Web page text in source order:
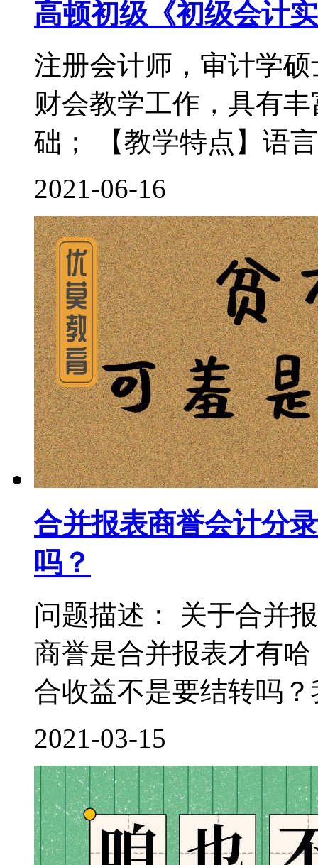
高顿初级《初级会计
注册会计师，审计学
财会教学工作，具有
础； 【教学特点】语
2021-06-16
合并报表商誉会计分
吗？
问题描述： 关于合并
商誉是合并报表才有
合收益不是要结转吗
2021-03-15